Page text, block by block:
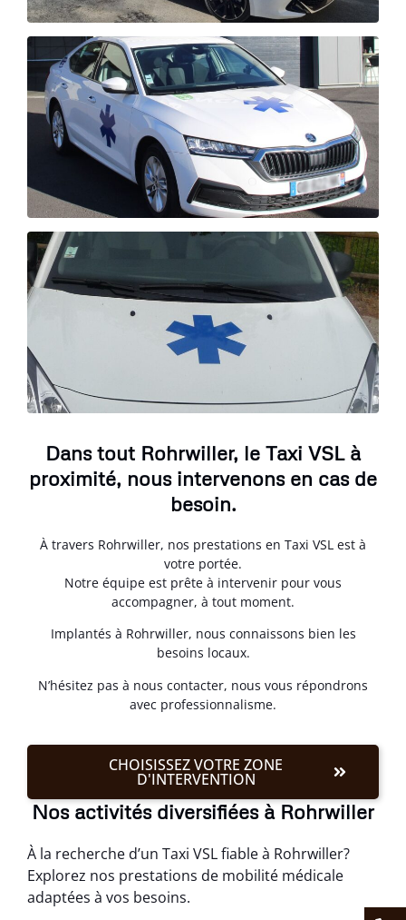
Dans tout Rohrwiller, le Taxi VSL à
proximité, nous intervenons en cas de
besoin.
À travers Rohrwiller, nos prestations en Taxi VSL est à
votre portée.
Notre équipe est prête à intervenir pour vous
accompagner, à tout moment.
Implantés à Rohrwiller, nous connaissons bien les
besoins locaux.
N’hésitez pas à nous contacter, nous vous répondrons
avec professionnalisme.
CHOISISSEZ VOTRE ZONE
D'INTERVENTION
Nos activités diversifiées à Rohrwiller
À la recherche d’un Taxi VSL fiable à Rohrwiller?
Explorez nos prestations de mobilité médicale
adaptées à vos besoins.